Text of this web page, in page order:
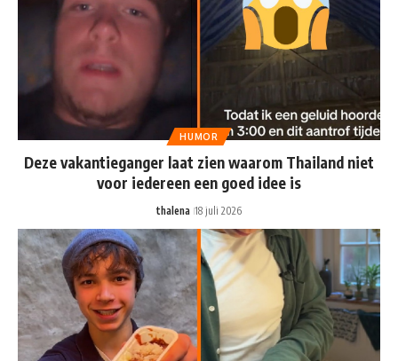
HUMOR
Deze vakantieganger laat zien waarom Thailand niet
voor iedereen een goed idee is
thalena 18 juli 2026